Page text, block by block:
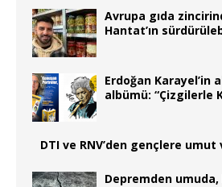
Avrupa gıda
Hantat’ın
Erdoğan Karayel’in
albümü: “Çizgilerle
DTI ve RNV’den gençlere
Depremden